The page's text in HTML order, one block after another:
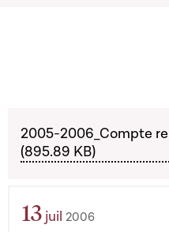
2005-2006_Compte
(895.89 KB)
13 juil 2006